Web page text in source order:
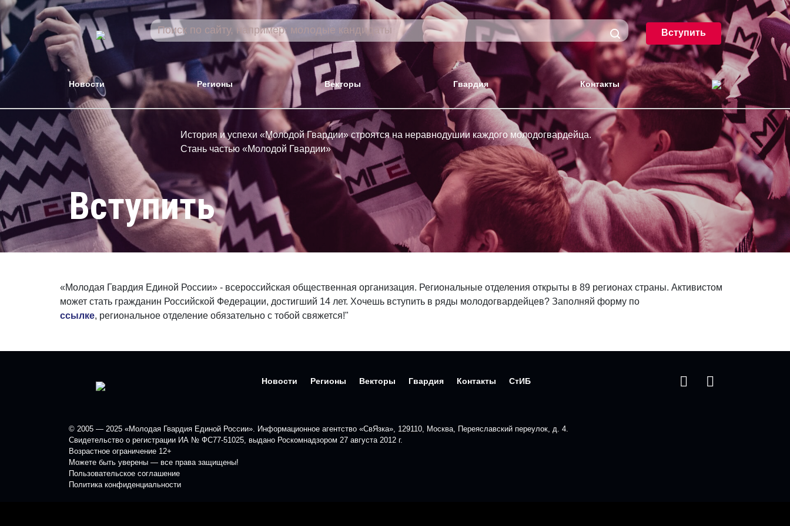
Вступить
Новости Регионы Векторы Гвардия Контакты
История и успехи «Молодой Гвардии» строятся на неравнодушии каждого молодогвардейца.
Стань частью «Молодой Гвардии»
Вступить
«Молодая Гвардия Единой России» - всероссийская общественная организация. Региональные отделения открыты в 89 регионах страны. Активистом
может стать гражданин Российской Федерации, достигший 14 лет. Хочешь вступить в ряды молодогвардейцев? Заполняй форму по
ссылке, региональное отделение обязательно с тобой свяжется!"
Новости Регионы Векторы Гвардия Контакты СтИБ
© 2005 — 2025 «Молодая Гвардия Единой России». Информационное агентство «СвЯзка», 129110, Москва, Переяславский переулок, д. 4.
Свидетельство о регистрации ИА № ФС77-51025, выдано Роскомнадзором 27 августа 2012 г.
Возрастное ограничение 12+
Можете быть уверены — все права защищены!
Пользовательское соглашение
Политика конфиденциальности